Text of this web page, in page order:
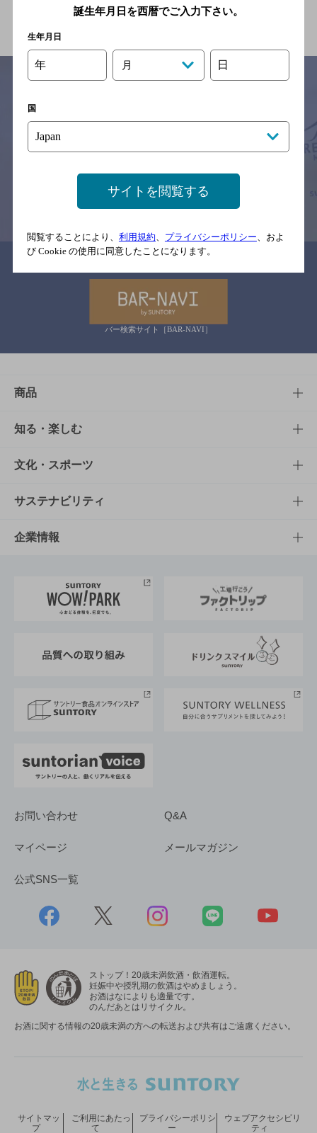
関連ページ
※それぞれのお店のメニューや営業時間などの掲載情報については、
す。
バー検索サイト［BAR-NAVI］
商品
商品TOP
商品一覧
商品発売情報
栄養成分一覧
知る・楽しむ
知る・楽しむTOP
キャンペーン
工場見学
地域情報
文化・スポーツ
文化・スポーツTOP
サントリーホール
サントリーサンバーズ大阪
サステナビリティ
サステナビリティTOP
サントリーが考えるサステナビリティ経営
企業情報
企業概要
採用情報
お問い合わせ Q&A
マイページ メールマガジン
公式SNS一覧
ストップ！20歳未満飲酒・飲酒運転。
妊娠中や授乳期の飲酒はやめましょう。
お酒はなによりも適量です。
のんだあとはリサイクル。
お酒に関する情報の20歳未満の方への転送および共有はご遠慮ください。
サイトマッ
プ
ご利用にあたっ
て
プライバシーポリシ
ー
ウェブアクセシビリ
ティ
誕生年月日を西暦でご入力下さい。
生年月日
年 月 日
国
サイトを閲覧する
閲覧することにより、 利用規約、 プライバシーポリシー、およ
び Cookie の使用に同意したことになります。